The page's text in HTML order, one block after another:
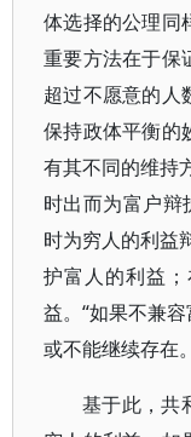
体选择的公理同
重要方法在于保
超过不愿意的人
保持政体平衡的
有其不同的维持
时出而为富户辩
时为穷人的利益
护富人的利益
益。“如果不兼
或不能继续存在
基于此，共